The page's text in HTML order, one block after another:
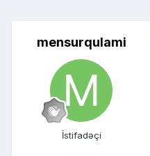
mensurqulami
İstifadəçi